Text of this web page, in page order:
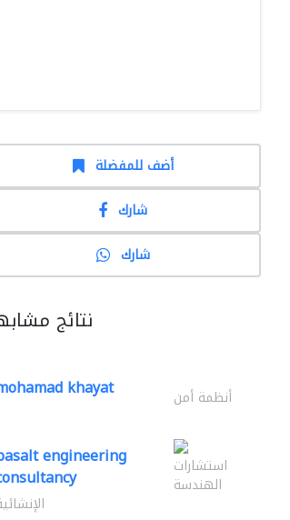
أضف للمفضلة
شارك
شارك
نتائج
khayat أنظمة أمن
engineering استشارات
الهندسة